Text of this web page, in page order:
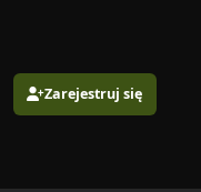
Zarejestruj się